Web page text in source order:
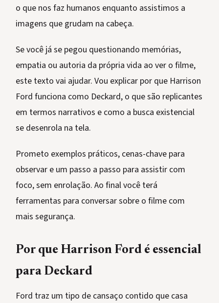
o que nos faz humanos enquanto assistimos a
imagens que grudam na cabeça.
Se você já se pegou questionando memórias,
empatia ou autoria da própria vida ao ver o filme,
este texto vai ajudar. Vou explicar por que Harrison
Ford funciona como Deckard, o que são replicantes
em termos narrativos e como a busca existencial
se desenrola na tela.
Prometo exemplos práticos, cenas-chave para
observar e um passo a passo para assistir com
foco, sem enrolação. Ao final você terá
ferramentas para conversar sobre o filme com
mais segurança.
Por que Harrison Ford é essencial
para Deckard
Ford traz um tipo de cansaço contido que casa